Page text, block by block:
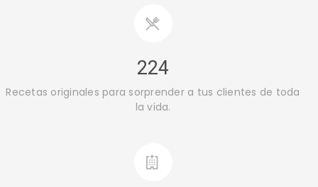
224
Recetas originales para sorprender a tus clientes de toda
la vida.